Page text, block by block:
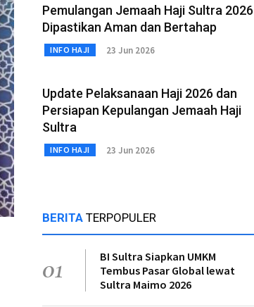
Pemulangan Jemaah Haji Sultra 2026
Dipastikan Aman dan Bertahap
INFO HAJI 23 Jun 2026
Update Pelaksanaan Haji 2026 dan
Persiapan Kepulangan Jemaah Haji
Sultra
INFO HAJI 23 Jun 2026
BERITA TERPOPULER
01
BI Sultra Siapkan UMKM
Tembus Pasar Global lewat
Sultra Maimo 2026